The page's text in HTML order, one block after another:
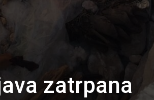
zatrpana